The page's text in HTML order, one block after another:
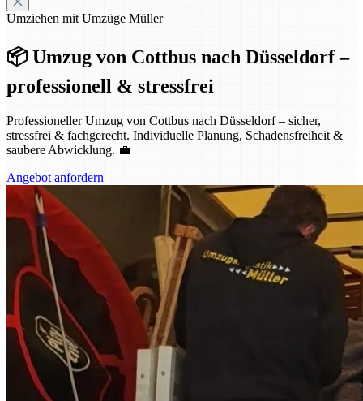
Umziehen mit Umzüge Müller
📦 Umzug von Cottbus nach Düsseldorf –
professionell & stressfrei
Professioneller Umzug von Cottbus nach Düsseldorf – sicher,
stressfrei & fachgerecht. Individuelle Planung, Schadensfreiheit &
saubere Abwicklung. 💼
Angebot anfordern